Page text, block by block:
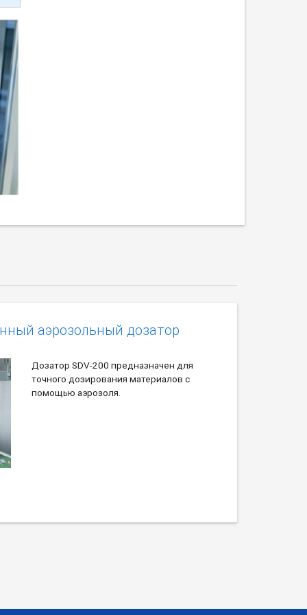
аэрозольный дозатор
Дозатор SDV-200 предназначен для
точного дозирования материалов с
помощью аэрозоля.